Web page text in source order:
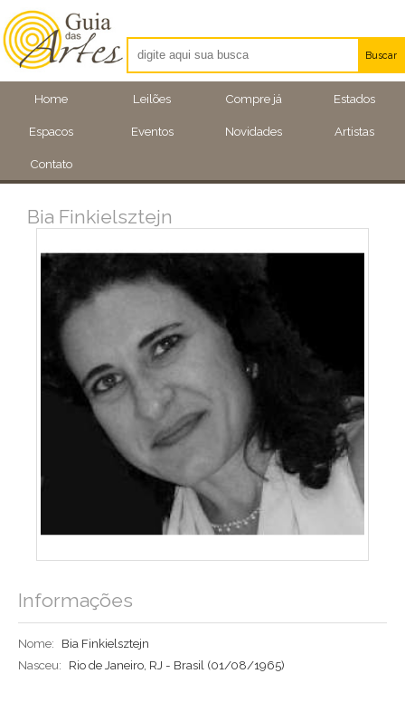
Home Leilões Compre já Estados
Espacos Eventos Novidades Artistas
Contato
Buscar
Artistas
Eventos
Bia Finkielsztejn
Informações
Nome:
Bia Finkielsztejn
Nasceu:
Rio de Janeiro, RJ - Brasil (01/08/1965)